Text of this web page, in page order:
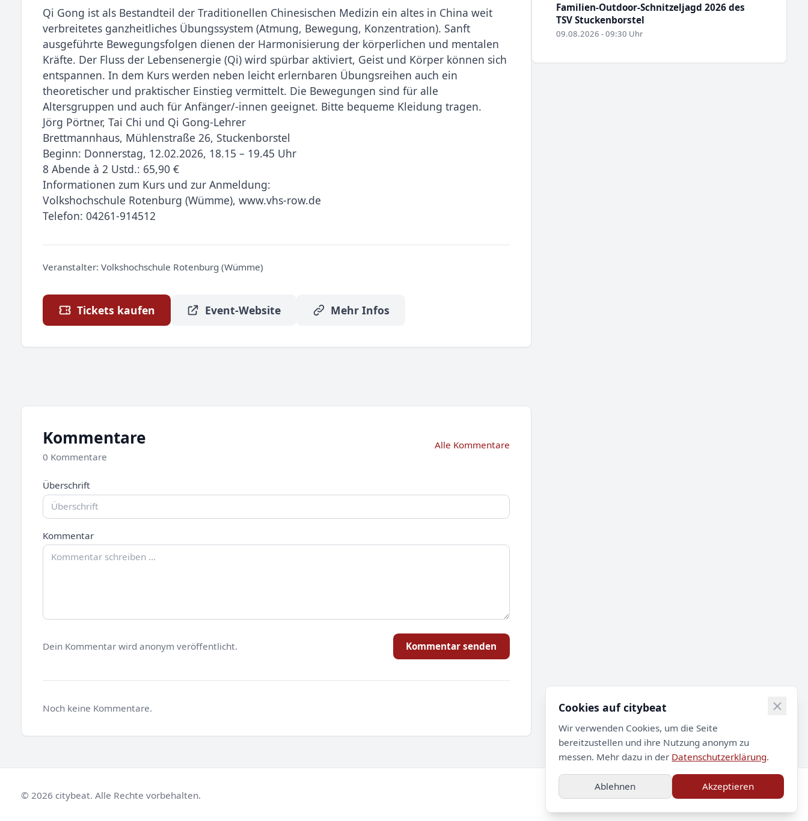
Qi Gong ist als Bestandteil der Traditionellen Chinesischen Medizin ein altes in China weit
verbreitetes ganzheitliches Übungssystem (Atmung, Bewegung, Konzentration). Sanft
ausgeführte Bewegungsfolgen dienen der Harmonisierung der körperlichen und mentalen
Kräfte. Der Fluss der Lebensenergie (Qi) wird spürbar aktiviert, Geist und Körper können sich
entspannen. In dem Kurs werden neben leicht erlernbaren Übungsreihen auch ein
theoretischer und praktischer Einstieg vermittelt. Die Bewegungen sind für alle
Altersgruppen und auch für Anfänger/-innen geeignet. Bitte bequeme Kleidung tragen.
Jörg Pörtner, Tai Chi und Qi Gong-Lehrer
Brettmannhaus, Mühlenstraße 26, Stuckenborstel
Beginn: Donnerstag, 12.02.2026, 18.15 – 19.45 Uhr
8 Abende à 2 Ustd.: 65,90 €
Informationen zum Kurs und zur Anmeldung:
Volkshochschule Rotenburg (Wümme), www.vhs-row.de
Telefon: 04261-914512
Veranstalter: Volkshochschule Rotenburg (Wümme)
Tickets kaufen Event-Website Mehr Infos
Familien-Outdoor-Schnitzeljagd 2026 des
TSV Stuckenborstel
09.08.2026 - 09:30 Uhr
Kommentare
0 Kommentare
Alle Kommentare
Überschrift
Kommentar
Dein Kommentar wird anonym veröffentlicht. Kommentar senden
Noch keine Kommentare.
© 2026 citybeat. Alle Rechte vorbehalten. Impressum Datenschutz Kontakt
Cookies auf citybeat
Wir verwenden Cookies, um die Seite
bereitzustellen und ihre Nutzung anonym zu
messen. Mehr dazu in der Datenschutzerklärung.
Ablehnen Akzeptieren